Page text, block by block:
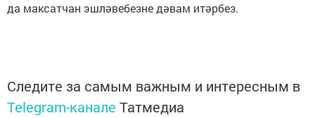
да максатчан эшләвебезне дәвам итәрбез.
Следите за самым важным и интересным в
Telegram-канале Татмедиа